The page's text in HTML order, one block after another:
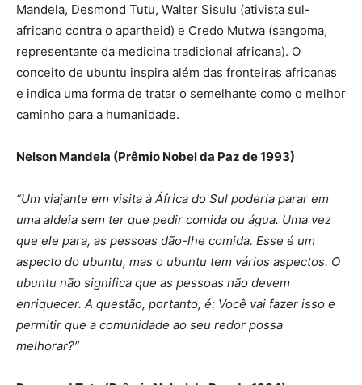
Mandela, Desmond Tutu, Walter Sisulu (ativista sul-
africano contra o apartheid) e Credo Mutwa (sangoma,
representante da medicina tradicional africana). O
conceito de ubuntu inspira além das fronteiras africanas
e indica uma forma de tratar o semelhante como o melhor
caminho para a humanidade.
Nelson Mandela (Prêmio Nobel da Paz de 1993)
“Um viajante em visita à África do Sul poderia parar em
uma aldeia sem ter que pedir comida ou água. Uma vez
que ele para, as pessoas dão-lhe comida. Esse é um
aspecto do ubuntu, mas o ubuntu tem vários aspectos. O
ubuntu não significa que as pessoas não devem
enriquecer. A questão, portanto, é: Você vai fazer isso e
permitir que a comunidade ao seu redor possa
melhorar?”